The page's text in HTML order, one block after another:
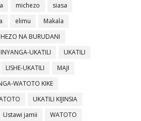
michezo
siasa
elimu
Makala
NA BURUDANI
UKATILI
UKATILI
LISHE-UKATILI
MAJI
WATOTO KIKE
UKATILI KIJINSIA
Ustawi jamii WATOTO